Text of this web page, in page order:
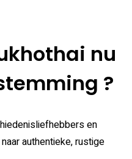
nu
?
en
authentieke, rustige